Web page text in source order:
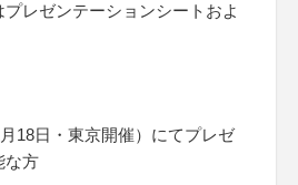
レゼンテーションシートおよ
18日・東京開催）にてプレゼ
な方